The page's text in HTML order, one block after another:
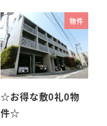
物件
☆お得な敷0礼0物
件☆